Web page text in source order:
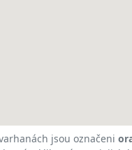
jsou označeni